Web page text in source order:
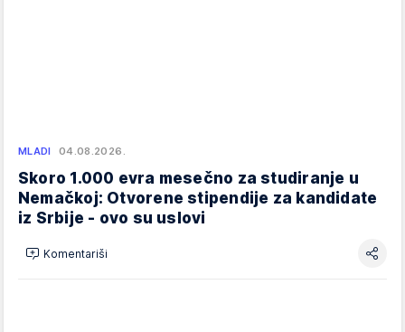
MLADI 04.08.2026.
Skoro 1.000 evra mesečno za studiranje u
Nemačkoj: Otvorene stipendije za kandidate
iz Srbije - ovo su uslovi
Komentariši